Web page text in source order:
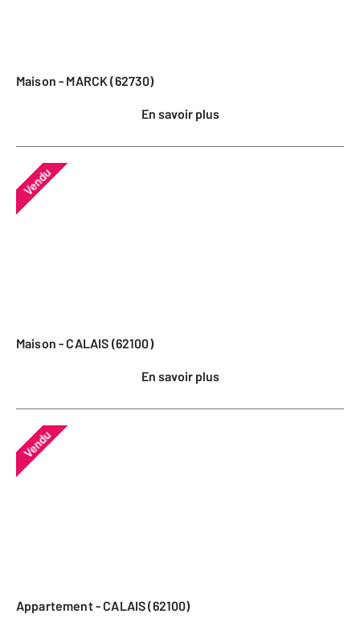
Maison - MARCK (62730)
En savoir plus
Vendu
Maison - CALAIS (62100)
En savoir plus
Vendu
Appartement - CALAIS (62100)